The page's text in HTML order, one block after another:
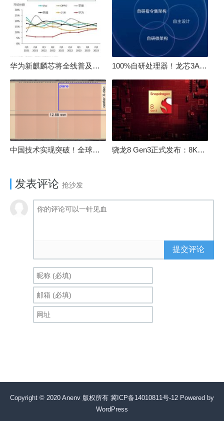
华为新麒麟芯将全线普及！高中低端全面采用 改写竞争格局 100%自研处理器！龙芯3A6000评测：与10代酷睿互有胜负
中国技术实现突破！全球最先进的3D NAND存储芯片被发现 骁龙8 Gen3正式发布：8K240手游成真！AI性能飙升98％
发表评论 抢沙发
提交评论
Copyright © 2020 Anenv 版权所有 冀ICP备14010811号-12 Powered by
WordPress